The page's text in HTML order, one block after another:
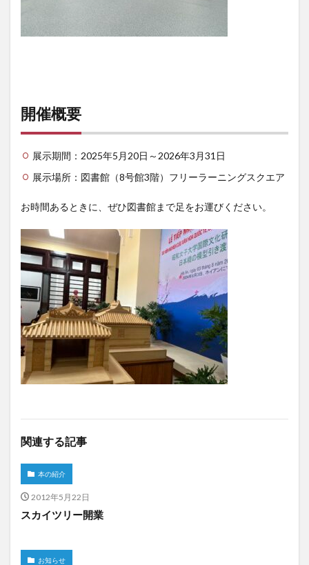
開催概要
展示期間：2025年5月20日～2026年3月31日
展示場所：図書館（8号館3階）フリーラーニングスクエア
お時間あるときに、ぜひ図書館まで足をお運びください。
関連する記事
本の紹介
2012年5月22日
スカイツリー開業
お知らせ